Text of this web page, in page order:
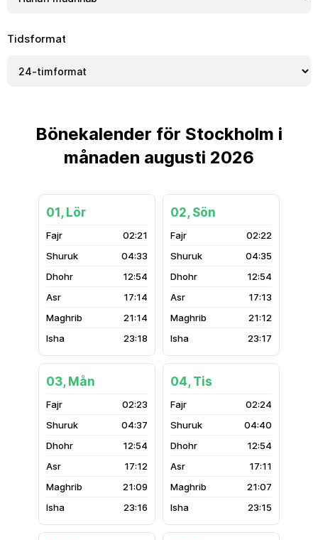
Tidsformat
Bönekalender för Stockholm i
månaden augusti 2026
01, Lör
02:21
04:33
12:54
17:14
21:14
23:18
02, Sön
02:22
04:35
12:54
17:13
21:12
23:17
03, Mån
02:23
04:37
12:54
17:12
21:09
23:16
04, Tis
02:24
04:40
12:54
17:11
21:07
23:15